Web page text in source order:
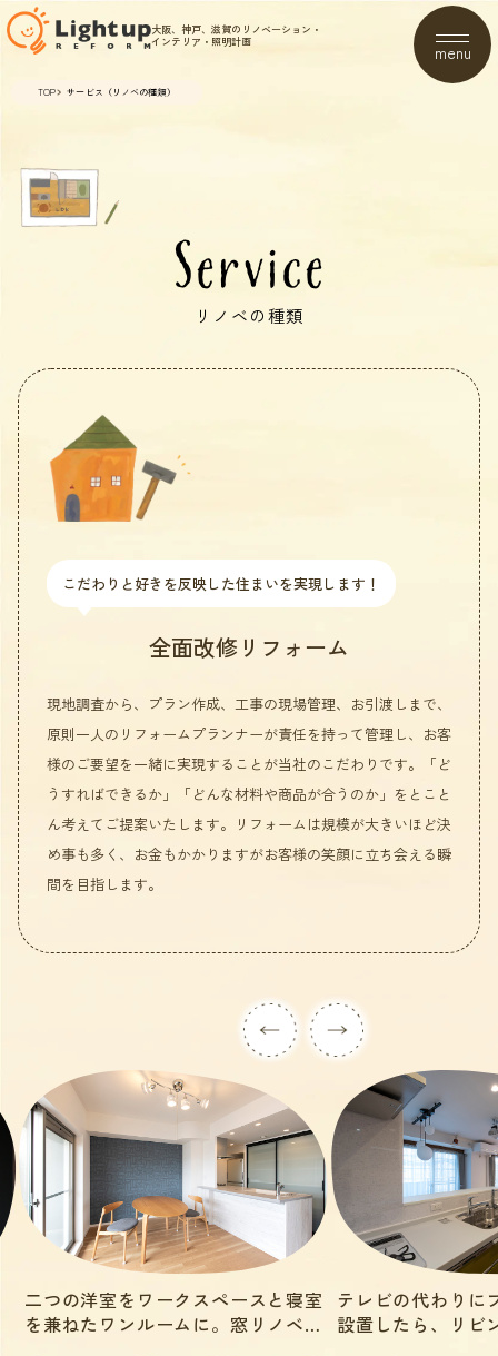
大阪、神戸、滋賀のリノベーション・
インテリア・照明計画
menu
TOP サービス（リノベの種類）
Service
リノベの種類
こだわりと好きを反映した住まいを実現します！
全面改修リフォーム
現地調査から、プラン作成、工事の現場管理、お引渡しまで、
原則一人のリフォームプランナーが責任を持って管理し、お客
様のご要望を一緒に実現することが当社のこだわりです。「ど
うすればできるか」「どんな材料や商品が合うのか」をとこと
ん考えてご提案いたします。リフォームは規模が大きいほど決
め事も多く、お金もかかりますがお客様の笑顔に立ち会える瞬
間を目指します。
テレビの代わりにプロジェクターを
設置したら、リビングが映画館にな
スケルトン天井